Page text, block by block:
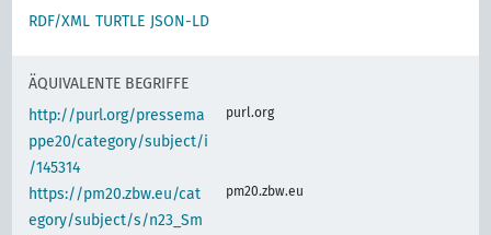
RDF/XML TURTLE JSON-LD
ÄQUIVALENTE BEGRIFFE
http://purl.org/pressema
ppe20/category/subject/i
/145314
purl.org
https://pm20.zbw.eu/cat
egory/subject/s/n23_Sm
pm20.zbw.eu